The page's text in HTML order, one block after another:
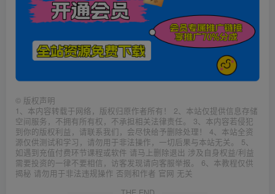
© 版权声明
1、本内容转载于网络，版权归原作者所有！ 2、本站仅提供信息存储
空间服务，不拥有所有权，不承担相关法律责任。 3、本内容若侵犯
到你的版权利益，请联系我们，会尽快给予删除处理！ 4、本站全资
源仅供测试和学习，请勿用于非法操作，一切后果与本站无关。 5、
如遇到充值付费环节课程或软件 请马上删除退出 涉及自身权益/利益
需要投资的一律不要相信，访客发现请向客服举报。 6、本教程仅供
揭秘 请勿用于非法违规操作 否则和作者 官网 无关